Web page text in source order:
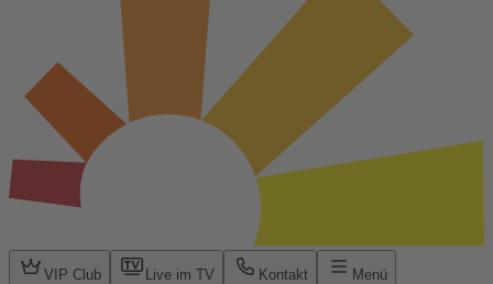
VIP Club Live im TV Kontakt Menü